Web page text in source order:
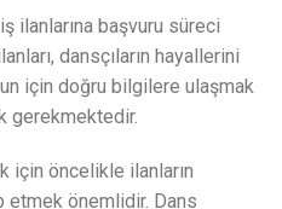
ilanlarına başvuru süreci
dansçıların hayallerini
için doğru bilgilere ulaşmak
gerekmektedir.
için öncelikle ilanların
etmek önemlidir. Dans